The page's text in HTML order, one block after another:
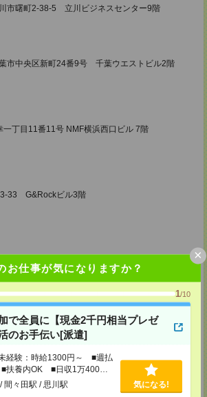
お仕事が気になりますか？
1/10
で全員に【現金2千円相当プレゼ
のお手伝い[派遣]
経験：時給1300円～ ■週払
扶養内OK ■日収1万400円
間々田駅 / 思川駅 気になる!
×
市曙町2-38-5 立川ビジネスセンター9階
市中央区新町24番9号 千葉ウエストビル2階
一丁目11番11号 NMF横浜西口ビル 7階
33 G&Rockビル3階
2番10号
ル 7階